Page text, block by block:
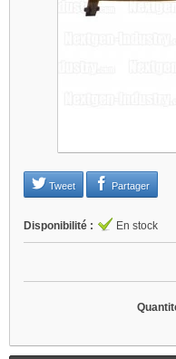
Tweet Partager
Disponibilité : En stock